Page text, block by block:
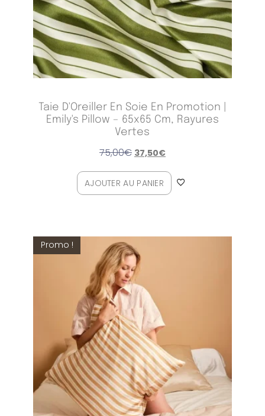
Taie D'Oreiller En Soie En Promotion |
Emily's Pillow – 65x65 Cm, Rayures
Vertes
75,00€ 37,50€
AJOUTER AU PANIER
Promo !